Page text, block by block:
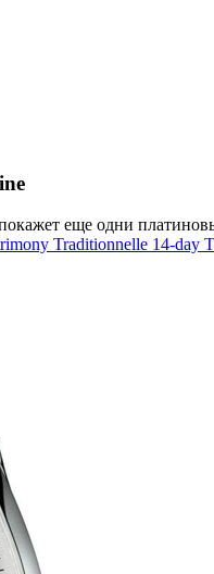
еще одни
Traditionnelle 14-day